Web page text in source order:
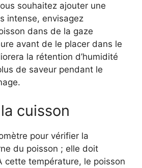
souhaitez ajouter une
intense, envisagez
dans de la gaze
avant de le placer dans le
la rétention d’humidité
de saveur pendant le
cuisson
pour vérifier la
du poisson ; elle doit
cette température, le poisson